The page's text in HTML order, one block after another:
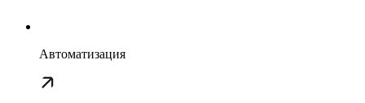
Автоматизация